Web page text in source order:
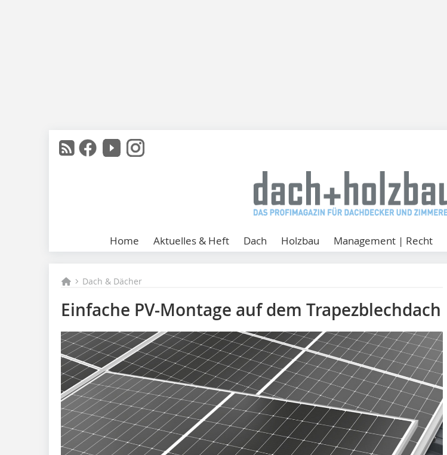
Home Aktuelles & Heft Dach Holzbau Management | Recht
Dach & Dächer
Einfache PV-Montage auf dem Trapezblechdach